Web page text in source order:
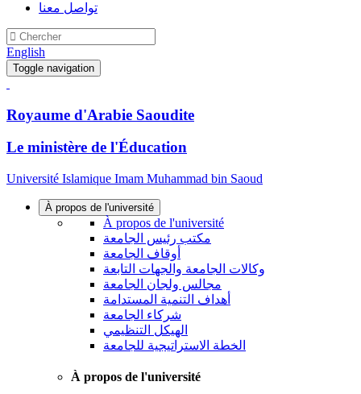
تواصل معنا
English
Toggle navigation
Royaume d'Arabie Saoudite
Le ministère de l'Éducation
Université Islamique Imam Muhammad bin Saoud
À propos de l'université
À propos de l'université
مكتب رئيس الجامعة
أوقاف الجامعة
وكالات الجامعة والجهات التابعة
مجالس ولجان الجامعة
أهداف التنمية المستدامة
شركاء الجامعة
الهيكل التنظيمي
الخطة الاستراتيجية للجامعة
À propos de l'université